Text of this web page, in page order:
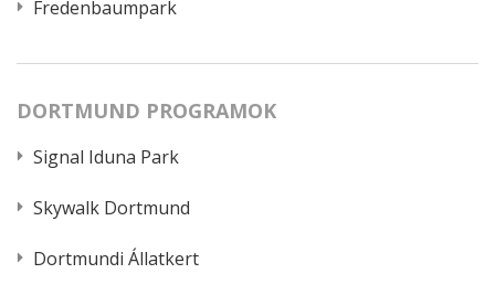
Fredenbaumpark
DORTMUND PROGRAMOK
Signal Iduna Park
Skywalk Dortmund
Dortmundi Állatkert